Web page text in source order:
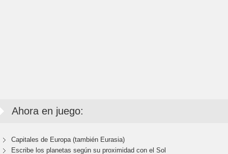
Ahora en juego:
Capitales de Europa (también Eurasia)
Escribe los planetas según su proximidad con el Sol